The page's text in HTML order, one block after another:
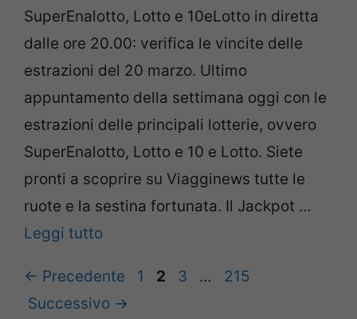
SuperEnalotto, Lotto e 10eLotto in diretta
dalle ore 20.00: verifica le vincite delle
estrazioni del 20 marzo. Ultimo
appuntamento della settimana oggi con le
estrazioni delle principali lotterie, ovvero
SuperEnalotto, Lotto e 10 e Lotto. Siete
pronti a scoprire su Viagginews tutte le
ruote e la sestina fortunata. Il Jackpot …
Leggi tutto
← Precedente Pagina
1 Pagina
2 Pagina
3 … Pagina
215
Successivo →